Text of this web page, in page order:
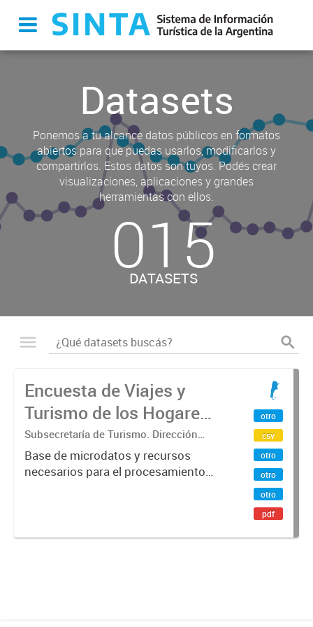
Datasets
Ponemos a tu alcance datos públicos en formatos
abiertos para que puedas usarlos, modificarlos y
compartirlos. Estos datos son tuyos. Podés crear
visualizaciones, aplicaciones y grandes
herramientas con ellos.
015
DATASETS
Encuesta de Viajes y
Turismo de los Hogares
(EVyTH) - Microdatos
Subsecretaría de Turismo. Dirección
Nacional de Mercados y Estadística
Base de microdatos y recursos
necesarios para el procesamiento
otro
csv
otro
otro
otro
pdf